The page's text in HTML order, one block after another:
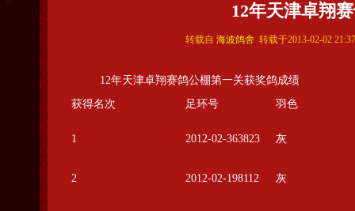
12年天津卓翔
转载自 海波鸽舍 转载于2013-02-02
12年天津卓翔赛鸽公棚第一关获奖
获得名次
足环号 羽色
1 2012-02-363823 灰
2 2012-02-198112 灰